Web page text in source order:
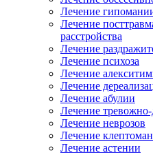
Лечение
Лечение
расстройства
Лечение
Лечение психоза
Лечение
Лечение
Лечение абулии
Лечение тревожно-
Лечение неврозов
Лечение
Лечение астении